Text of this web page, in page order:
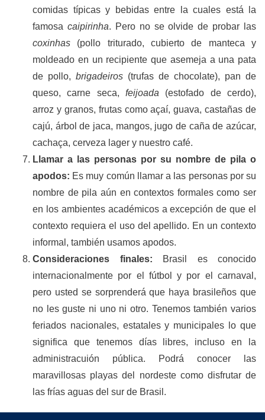
comidas típicas y bebidas entre la cuales está la
famosa caipirinha. Pero no se olvide de probar las
coxinhas (pollo triturado, cubierto de manteca y
moldeado en un recipiente que asemeja a una pata
de pollo, brigadeiros (trufas de chocolate), pan de
queso, carne seca, feijoada (estofado de cerdo),
arroz y granos, frutas como açaí, guava, castañas de
cajú, árbol de jaca, mangos, jugo de caña de azúcar,
cachaça, cerveza lager y nuestro café.
Llamar a las personas por su nombre de pila o
apodos: Es muy común llamar a las personas por su
nombre de pila aún en contextos formales como ser
en los ambientes académicos a excepción de que el
contexto requiera el uso del apellido. En un contexto
informal, también usamos apodos.
Consideraciones finales:
Brasil es conocido
internacionalmente por el fútbol y por el carnaval,
pero usted se sorprenderá que haya brasileños que
no les guste ni uno ni otro. Tenemos también varios
feriados nacionales, estatales y municipales lo que
significa que tenemos días libres, incluso en la
administracuión pública. Podrá conocer las
maravillosas playas del nordeste como disfrutar de
las frías aguas del sur de Brasil.